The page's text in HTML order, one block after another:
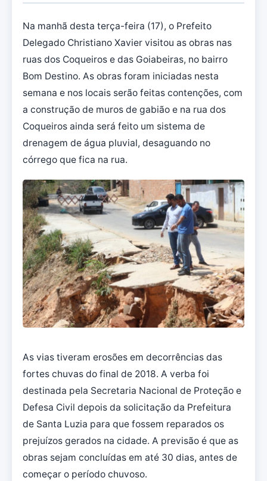
Na manhã desta terça-feira (17), o Prefeito
Delegado Christiano Xavier visitou as obras nas
ruas dos Coqueiros e das Goiabeiras, no bairro
Bom Destino. As obras foram iniciadas nesta
semana e nos locais serão feitas contenções, com
a construção de muros de gabião e na rua dos
Coqueiros ainda será feito um sistema de
drenagem de água pluvial, desaguando no
córrego que fica na rua.
As vias tiveram erosões em decorrências das
fortes chuvas do final de 2018. A verba foi
destinada pela Secretaria Nacional de Proteção e
Defesa Civil depois da solicitação da Prefeitura
de Santa Luzia para que fossem reparados os
prejuízos gerados na cidade. A previsão é que as
obras sejam concluídas em até 30 dias, antes de
começar o período chuvoso.